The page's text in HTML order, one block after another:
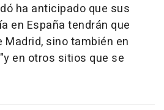
ha anticipado que sus
en España tendrán que
Madrid, sino también en
en otros sitios que se